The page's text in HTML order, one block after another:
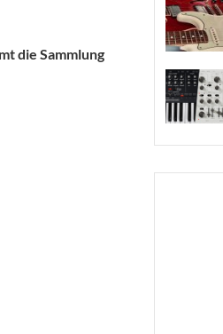
die Sammlung